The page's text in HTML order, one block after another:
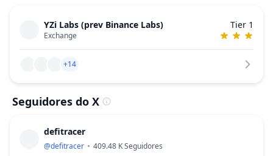
YZi Labs (prev Binance Labs)
Exchange
Tier 1
+14
Seguidores do X
defitracer
@defitracer 409.48 KSeguidores